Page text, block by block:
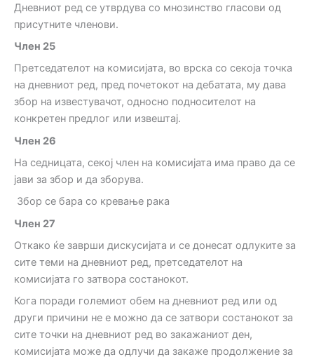
Дневниот ред се утврдува со мнозинство гласови од
присутните членови.
Член 25
Претседателот на комисијата, во врска со секоја точка
на дневниот ред, пред почетокот на дебатата, му дава
збор на известувачот, односно подносителот на
конкретен предлог или извештај.
Член 26
На седницата, секој член на комисијата има право да се
јави за збор и да зборува.
Збор се бара со кревање рака
Член 27
Откако ќе заврши дискусијата и се донесат одлуките за
сите теми на дневниот ред, претседателот на
комисијата го затвора состанокот.
Кога поради големиот обем на дневниот ред или од
други причини не е можно да се затвори состанокот за
сите точки на дневниот ред во закажаниот ден,
комисијата може да одлучи да закаже продолжение за